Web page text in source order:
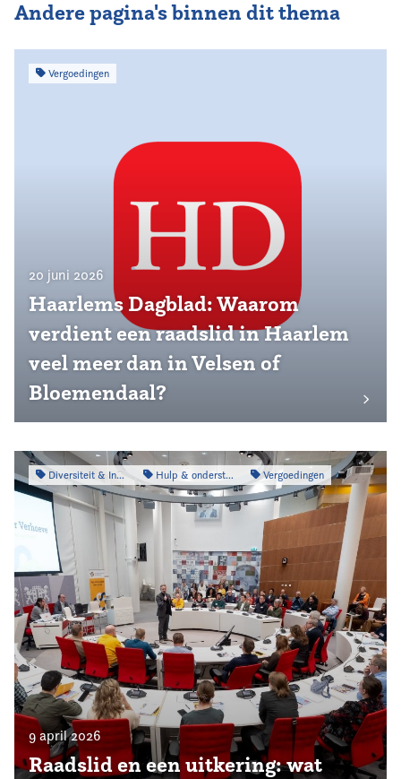
Andere pagina's binnen dit thema
Vergoedingen
20 juni 2026
Haarlems Dagblad: Waarom
verdient een raadslid in Haarlem
veel meer dan in Velsen of
Bloemendaal?
Diversiteit & Inclusiviteit Hulp & ondersteuning Vergoedingen
9 april 2026
Raadslid en een uitkering: wat